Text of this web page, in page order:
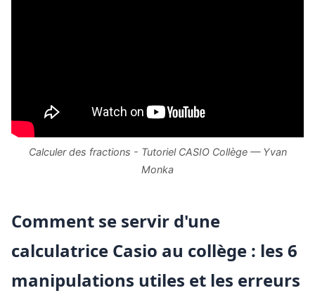
Calculer des fractions - Tutoriel CASIO Collège — Yvan
Monka
Comment se servir d'une
calculatrice Casio au collège : les 6
manipulations utiles et les erreurs